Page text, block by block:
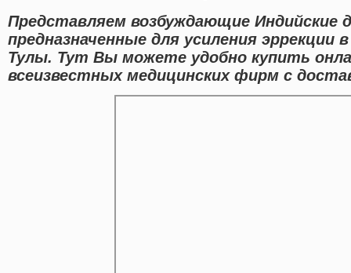
Представляем возбуждающие Индийские
предназначенные для усиления эррекции
Тулы. Тут Вы можете удобно купить
всеизвестных медицинских фирм с